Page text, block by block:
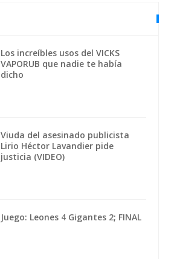
Los increíbles usos del VICKS
VAPORUB que nadie te había
dicho
Viuda del asesinado publicista
Lirio Héctor Lavandier pide
justicia (VIDEO)
Juego: Leones 4 Gigantes 2; FINAL